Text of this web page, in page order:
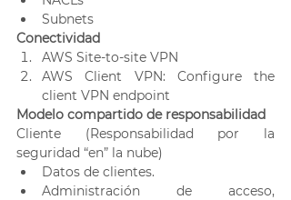
Subnets
Conectividad
AWS Site-to-site VPN
AWS Client VPN: Configure the
client VPN endpoint
Modelo compartido de responsabilidad
Cliente (Responsabilidad por la
seguridad “en” la nube)
Datos de clientes.
Administración de acceso,